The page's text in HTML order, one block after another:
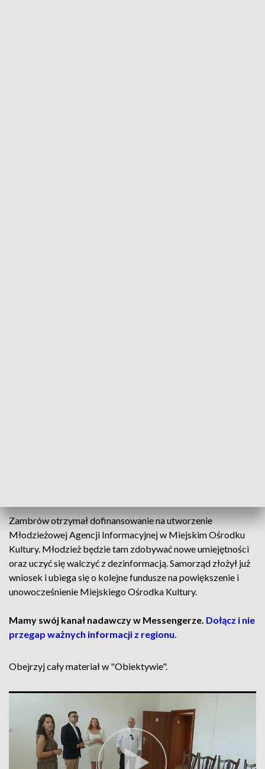
Zambrów otrzymał dofinansowanie na utworzenie
Młodzieżowej Agencji Informacyjnej w Miejskim Ośrodku
Kultury. Młodzież będzie tam zdobywać nowe umiejętności
oraz uczyć się walczyć z dezinformacją. Samorząd złożył już
wniosek i ubiega się o kolejne fundusze na powiększenie i
unowocześnienie Miejskiego Ośrodka Kultury.
Mamy swój kanał nadawczy w Messengerze. Dołącz i nie
przegap ważnych informacji z regionu.
Obejrzyj cały materiał w "Obiektywie".